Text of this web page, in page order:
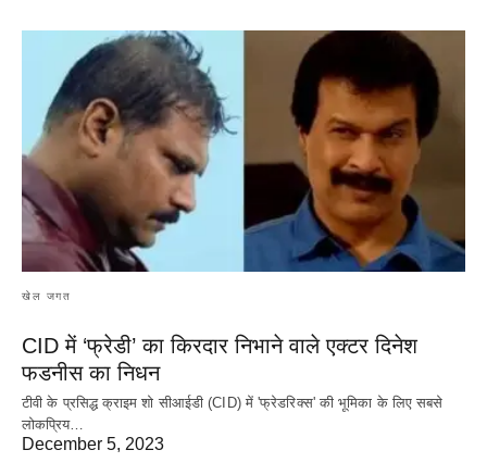
खेल जगत
CID में ‘फ्रेडी’ का किरदार निभाने वाले एक्टर दिनेश
फडनीस का निधन
टीवी के प्रसिद्ध क्राइम शो सीआईडी (CID) में 'फ्रेडरिक्स' की भूमिका के लिए सबसे
लोकप्रिय…
December 5, 2023